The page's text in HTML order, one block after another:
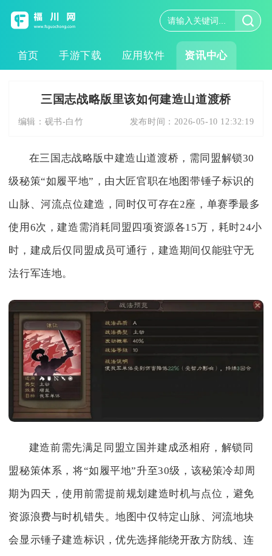
首页 手游下载 应用软件 资讯中心
三国志战略版里该如何建造山道渡桥
编辑： 砚书-白竹 发布时间： 2026-05-10 12:32:19
在三国志战略版中建造山道渡桥，需同盟解锁30
级秘策“如履平地”，由大匠官职在地图带锤子标识的
山脉、河流点位建造，同时仅可存在2座，单赛季最多
使用6次，建造需消耗同盟四项资源各15万，耗时24小
时，建成后仅同盟成员可通行，建造期间仅能驻守无
法行军连地。
建造前需先满足同盟立国并建成丞相府，解锁同
盟秘策体系，将“如履平地”升至30级，该秘策冷却周
期为四天，使用前需提前规划建造时机与点位，避免
资源浪费与时机错失。地图中仅特定山脉、河流地块
会显示锤子建造标识，优先选择能绕开敌方防线、连